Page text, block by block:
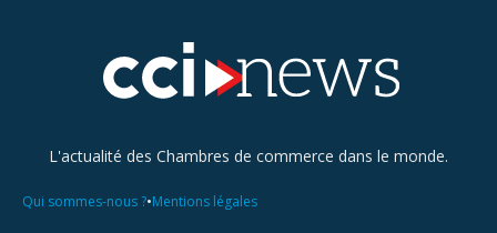
L'actualité des Chambres de commerce dans le monde.
Qui sommes-nous ?•Mentions légales